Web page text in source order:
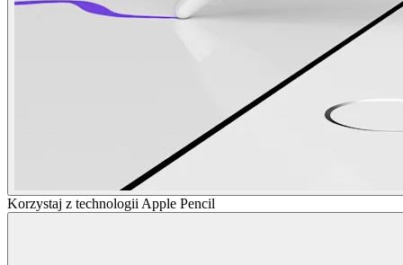
Korzystaj z technologii Apple Pencil